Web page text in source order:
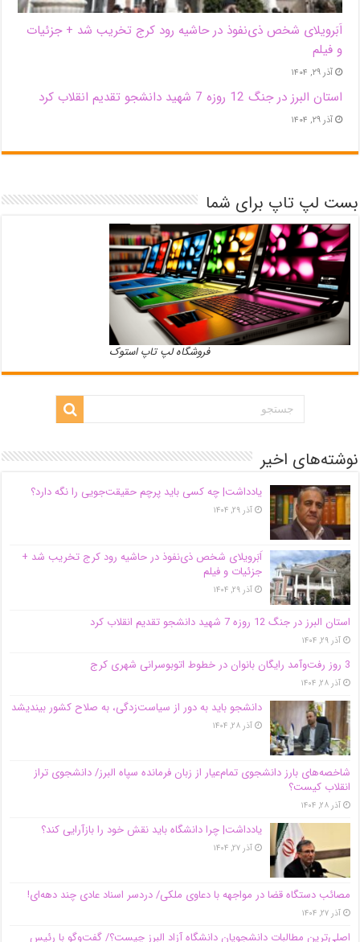
اَبَر‌ویلای شخص ذی‌نفوذ در حاشیه‌ رود کرج تخریب شد + جزئیات
و فیلم
آذر ۲۹, ۱۴۰۴
استان البرز در جنگ 12 روزه 7 شهید دانشجو تقدیم انقلاب کرد
آذر ۲۹, ۱۴۰۴
بست لپ تاپ برای شما
فروشگاه لپ تاپ استوک
نوشته‌های اخیر
یادداشت| ‌چه کسی باید پرچم حقیقت‌جویی را نگه دارد؟
آذر ۲۹, ۱۴۰۴
اَبَر‌ویلای شخص ذی‌نفوذ در حاشیه‌ رود کرج تخریب شد +
جزئیات و فیلم
آذر ۲۹, ۱۴۰۴
استان البرز در جنگ 12 روزه 7 شهید دانشجو تقدیم انقلاب کرد
آذر ۲۹, ۱۴۰۴
3 روز رفت‌وآمد رایگان بانوان در خطوط اتوبوسرانی شهری کرج
آذر ۲۸, ۱۴۰۴
دانشجو باید به دور از سیاست‌زدگی، به صلاح کشور بیندیشد
آذر ۲۸, ۱۴۰۴
شاخصه‌های بارز دانشجوی تمام‌عیار از زبان فرمانده سپاه البرز/ دانشجوی تراز
انقلاب کیست؟
آذر ۲۸, ۱۴۰۴
یادداشت| چرا دانشگاه باید نقش خود را بازآرایی کند؟
آذر ۲۷, ۱۴۰۴
مصائب دستگاه قضا در مواجهه با دعاوی ملکی/ دردسر اسناد عادی چند‌ دهه‌ای!
آذر ۲۷, ۱۴۰۴
اصلی‌ترین مطالبات دانشجویان دانشگاه آزاد البرز چیست؟/ گفت‌وگو با رئیس